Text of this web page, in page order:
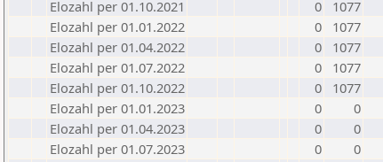
Elozahl per 01.10.2021
0
1077
Elozahl per 01.01.2022
0
1077
Elozahl per 01.04.2022
0
1077
Elozahl per 01.07.2022
0
1077
Elozahl per 01.10.2022
0
1077
Elozahl per 01.01.2023
0
0
Elozahl per 01.04.2023
0
0
Elozahl per 01.07.2023
0
0